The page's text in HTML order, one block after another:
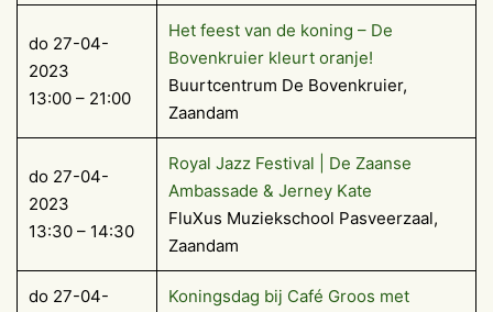
do 27-04-
2023
13:00 – 21:00
Het feest van de koning – De
Bovenkruier kleurt oranje!
Buurtcentrum De Bovenkruier,
Zaandam
do 27-04-
2023
13:30 – 14:30
Royal Jazz Festival | De Zaanse
Ambassade & Jerney Kate
FluXus Muziekschool Pasveerzaal,
Zaandam
do 27-04-
Koningsdag bij Café Groos met